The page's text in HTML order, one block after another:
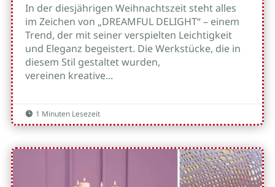
In der diesjährigen Weihnachtszeit steht alles
im Zeichen von „DREAMFUL DELIGHT“ – einem
Trend, der mit seiner verspielten Leichtigkeit
und Eleganz begeistert. Die Werkstücke, die in
diesem Stil gestaltet wurden,
vereinen kreative...
 1 Minuten Lesezeit